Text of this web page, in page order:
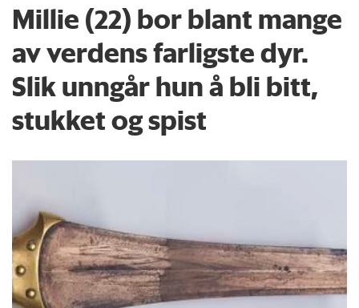
Millie (22) bor blant mange
av verdens farligste dyr.
Slik unngår hun å bli bitt,
stukket og spist